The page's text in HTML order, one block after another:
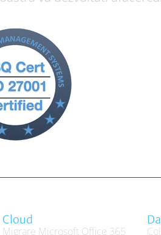
Cloud
Migrare Microsoft Office 365